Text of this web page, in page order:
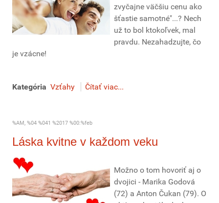
zvyčajne väčšiu cenu ako
šťastie samotné"...? Nech
už to bol ktokoľvek, mal
pravdu. Nezahadzujte, čo
je vzácne!
Kategória Vzťahy Čítať viac...
%AM, %04 %041 %2017 %00:%feb
Láska kvitne v každom veku
Možno o tom hovoriť aj o
dvojici - Marika Godová
(72) a Anton Čukan (79). O